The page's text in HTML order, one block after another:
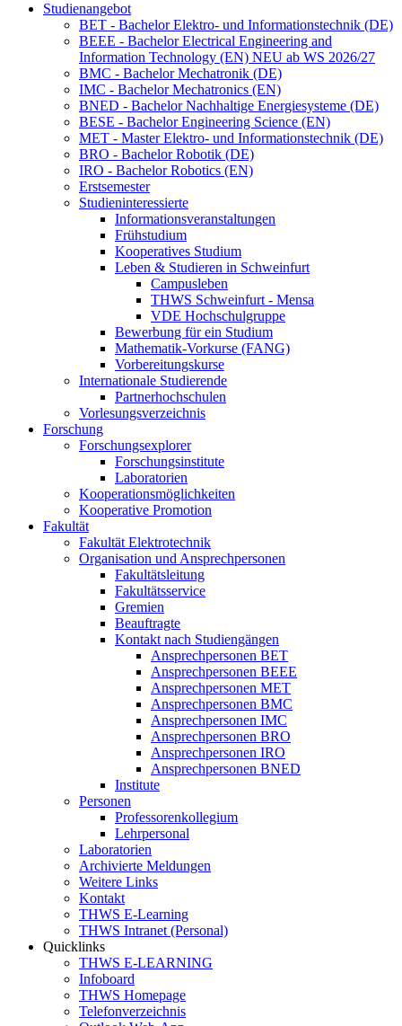
Studienangebot
BET - Bachelor Elektro- und Informationstechnik (DE)
BEEE - Bachelor Electrical Engineering and
Information Technology (EN) NEU ab WS 2026/27
BMC - Bachelor Mechatronik (DE)
IMC - Bachelor Mechatronics (EN)
BNED - Bachelor Nachhaltige Energiesysteme (DE)
BESE - Bachelor Engineering Science (EN)
MET - Master Elektro- und Informationstechnik (DE)
BRO - Bachelor Robotik (DE)
IRO - Bachelor Robotics (EN)
Erstsemester
Studieninteressierte
Informationsveranstaltungen
Frühstudium
Kooperatives Studium
Leben & Studieren in Schweinfurt
Campusleben
THWS Schweinfurt - Mensa
VDE Hochschulgruppe
Bewerbung für ein Studium
Mathematik-Vorkurse (FANG)
Vorbereitungskurse
Internationale Studierende
Partnerhochschulen
Vorlesungsverzeichnis
Forschung
Forschungsexplorer
Forschungsinstitute
Laboratorien
Kooperationsmöglichkeiten
Kooperative Promotion
Fakultät
Fakultät Elektrotechnik
Organisation und Ansprechpersonen
Fakultätsleitung
Fakultätsservice
Gremien
Beauftragte
Kontakt nach Studiengängen
Ansprechpersonen BET
Ansprechpersonen BEEE
Ansprechpersonen MET
Ansprechpersonen BMC
Ansprechpersonen IMC
Ansprechpersonen BRO
Ansprechpersonen IRO
Ansprechpersonen BNED
Institute
Personen
Professorenkollegium
Lehrpersonal
Laboratorien
Archivierte Meldungen
Weitere Links
Kontakt
THWS E-Learning
THWS Intranet (Personal)
Quicklinks
THWS E-LEARNING
Infoboard
THWS Homepage
Telefonverzeichnis